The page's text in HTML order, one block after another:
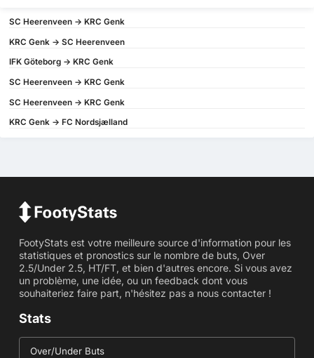
SC Heerenveen -> KRC Genk
KRC Genk -> SC Heerenveen
IFK Göteborg -> KRC Genk
SC Heerenveen -> KRC Genk
SC Heerenveen -> KRC Genk
KRC Genk -> FC Nordsjælland
FootyStats est votre meilleure source d'information pour les
statistiques et pronostics sur le nombre de buts, Over
2.5/Under 2.5, HT/FT, et bien d'autres encore. Si vous avez
un problème, une idée, ou un feedback dont vous
souhaiteriez faire part, n'hésitez pas a nous contacter !
Stats
Over/Under Buts